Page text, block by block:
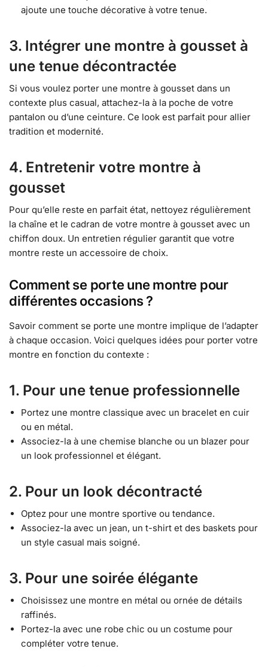
ajoute une touche décorative à votre tenue.
3. Intégrer une montre à gousset à
une tenue décontractée
Si vous voulez porter une montre à gousset dans un
contexte plus casual, attachez-la à la poche de votre
pantalon ou d’une ceinture. Ce look est parfait pour allier
tradition et modernité.
4. Entretenir votre montre à
gousset
Pour qu’elle reste en parfait état, nettoyez régulièrement
la chaîne et le cadran de votre montre à gousset avec un
chiffon doux. Un entretien régulier garantit que votre
montre reste un accessoire de choix.
Comment se porte une montre pour
différentes occasions ?
Savoir comment se porte une montre implique de l’adapter
à chaque occasion. Voici quelques idées pour porter votre
montre en fonction du contexte :
1. Pour une tenue professionnelle
Portez une montre classique avec un bracelet en cuir
ou en métal.
Associez-la à une chemise blanche ou un blazer pour
un look professionnel et élégant.
2. Pour un look décontracté
Optez pour une montre sportive ou tendance.
Associez-la avec un jean, un t-shirt et des baskets pour
un style casual mais soigné.
3. Pour une soirée élégante
Choisissez une montre en métal ou ornée de détails
raffinés.
Portez-la avec une robe chic ou un costume pour
compléter votre tenue.